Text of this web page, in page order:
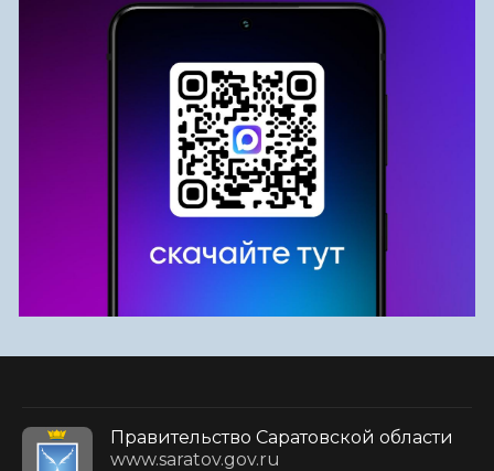
Правительство Саратовской области
www.saratov.gov.ru